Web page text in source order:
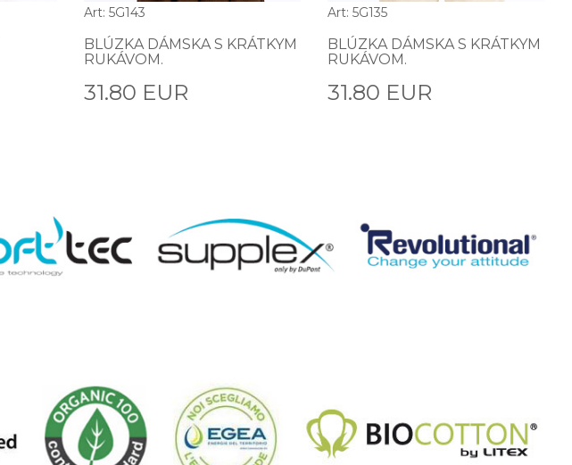
Art: 5G143
BLÚZKA DÁMSKA S KRÁTKYM
RUKÁVOM.
31.80 EUR
Art: 5G135
BLÚZKA DÁMSKA S KRÁTKYM
RUKÁVOM.
31.80 EUR